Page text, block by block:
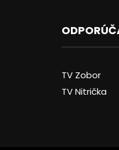
TV Zobor
TV Nitrička